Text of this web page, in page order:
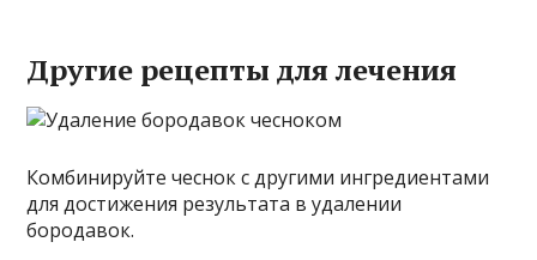
Другие рецепты для лечения
Комбинируйте чеснок с другими ингредиентами
для достижения результата в удалении
бородавок.